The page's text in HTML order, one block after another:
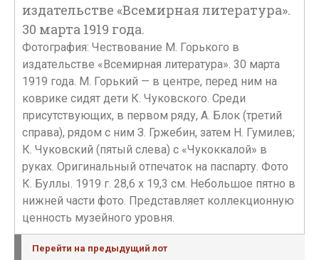
издательстве «Всемирная литература».
30 марта 1919 года.
Фотография: Чествование М. Горького в
издательстве «Всемирная литература». 30 марта
1919 года. М. Горький — в центре, перед ним на
коврике сидят дети К. Чуковского. Среди
присутствующих, в первом ряду, А. Блок (третий
справа), рядом с ним З. Гржебин, затем Н. Гумилев;
К. Чуковский (пятый слева) с «Чукоккалой» в
руках. Оригинальный отпечаток на паспарту. Фото
К. Буллы. 1919 г. 28,6 х 19,3 см. Небольшое пятно в
нижней части фото. Представляет коллекционную
ценность музейного уровня.
Перейти на предыдущий лот